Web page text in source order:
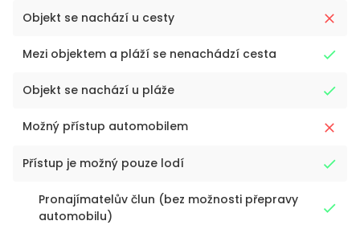
Objekt se nachází u cesty
Mezi objektem a pláží se nenachádzí cesta
Objekt se nachází u pláže
Možný přístup automobilem
Přístup je možný pouze lodí
Pronajímatelův člun (bez možnosti přepravy
automobilu)